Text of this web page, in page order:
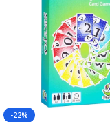
-22%